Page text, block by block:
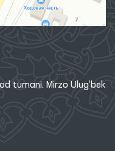
tumani. Mirzo Ulug‘bek